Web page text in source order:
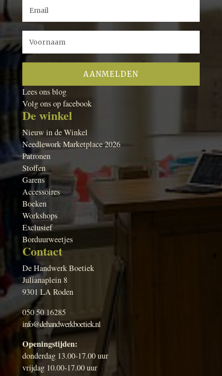
Lees ons blog
Volg ons op facebook
De winkel
Nieuw in de Winkel
Needlework Marketplace 2026
Patronen
Stoffen
Garens
Accessoires
Boeken
Workshops
Exclusief
Borduurweetjes
Contact
De Handwerk Boetiek
Julianaplein 8
9301 LA Roden
050 50 16285
info@dehandwerkboetiek.nl
Openingstijden:
donderdag 13.00-17.00 uur
vrijdag 10.00-17.00 uur